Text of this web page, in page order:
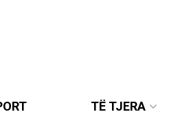
TË TJERA